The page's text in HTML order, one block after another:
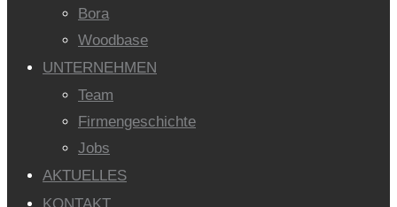
Bora
Woodbase
UNTERNEHMEN
Team
Firmengeschichte
Jobs
AKTUELLES